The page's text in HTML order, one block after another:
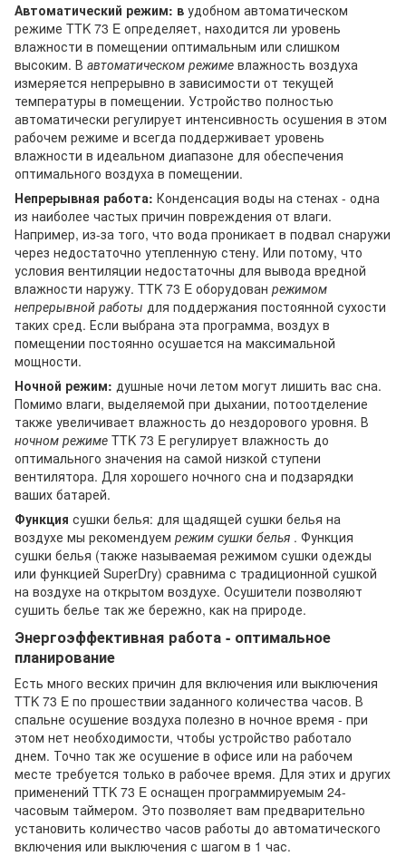
Автоматический режим: в удобном автоматическом
режиме TTK 73 E определяет, находится ли уровень
влажности в помещении оптимальным или слишком
высоким. В автоматическом режиме влажность воздуха
измеряется непрерывно в зависимости от текущей
температуры в помещении. Устройство полностью
автоматически регулирует интенсивность осушения в этом
рабочем режиме и всегда поддерживает уровень
влажности в идеальном диапазоне для обеспечения
оптимального воздуха в помещении.
Непрерывная работа: Конденсация воды на стенах - одна
из наиболее частых причин повреждения от влаги.
Например, из-за того, что вода проникает в подвал снаружи
через недостаточно утепленную стену. Или потому, что
условия вентиляции недостаточны для вывода вредной
влажности наружу. TTK 73 E оборудован режимом
непрерывной работы для поддержания постоянной сухости
таких сред. Если выбрана эта программа, воздух в
помещении постоянно осушается на максимальной
мощности.
Ночной режим: душные ночи летом могут лишить вас сна.
Помимо влаги, выделяемой при дыхании, потоотделение
также увеличивает влажность до нездорового уровня. В
ночном режиме TTK 73 E регулирует влажность до
оптимального значения на самой низкой ступени
вентилятора. Для хорошего ночного сна и подзарядки
ваших батарей.
Функция сушки белья: для щадящей сушки белья на
воздухе мы рекомендуем режим сушки белья . Функция
сушки белья (также называемая режимом сушки одежды
или функцией SuperDry) сравнима с традиционной сушкой
на воздухе на открытом воздухе. Осушители позволяют
сушить белье так же бережно, как на природе.
Энергоэффективная работа - оптимальное
планирование
Есть много веских причин для включения или выключения
TTK 73 E по прошествии заданного количества часов. В
спальне осушение воздуха полезно в ночное время - при
этом нет необходимости, чтобы устройство работало
днем. Точно так же осушение в офисе или на рабочем
месте требуется только в рабочее время. Для этих и других
применений TTK 73 E оснащен программируемым 24-
часовым таймером. Это позволяет вам предварительно
установить количество часов работы до автоматического
включения или выключения с шагом в 1 час.